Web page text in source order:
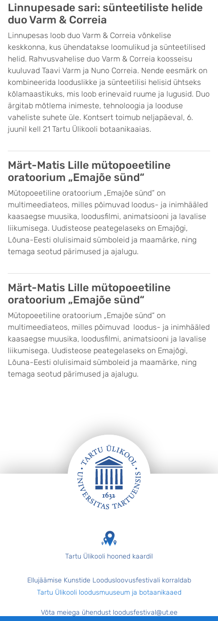
Linnupesade sari: sünteetiliste helide
duo Varm & Correia
Linnupesas loob duo Varm & Correia võnkelise
keskkonna, kus ühendatakse loomulikud ja sünteetilised
helid. Rahvusvahelise duo Varm & Correia koosseisu
kuuluvad Taavi Varm ja Nuno Correia. Nende eesmärk on
kombineerida looduslikke ja sünteetilisi helisid ühtseks
kõlamaastikuks, mis loob erinevaid ruume ja lugusid. Duo
ärgitab mõtlema inimeste, tehnoloogia ja looduse
vaheliste suhete üle. Kontsert toimub neljapäeval, 6.
juunil kell 21 Tartu Ülikooli botaanikaaias.
Märt-Matis Lille mütopoeetiline
oratoorium „Emajõe sünd“
Mütopoeetiline oratoorium „Emajõe sünd“ on
multimeediateos, milles põimuvad loodus- ja inimhääled
kaasaegse muusika, loodusfilmi, animatsiooni ja lavalise
liikumisega. Uudisteose peategelaseks on Emajõgi,
Lõuna-Eesti olulisimaid sümboleid ja maamärke, ning
temaga seotud pärimused ja ajalugu.
Märt-Matis Lille mütopoeetiline
oratoorium „Emajõe sünd“
Mütopoeetiline oratoorium „Emajõe sünd“ on
multimeediateos, milles põimuvad loodus- ja inimhääled
kaasaegse muusika, loodusfilmi, animatsiooni ja lavalise
liikumisega. Uudisteose peategelaseks on Emajõgi,
Lõuna-Eesti olulisimaid sümboleid ja maamärke, ning
temaga seotud pärimused ja ajalugu.
Tartu Ülikooli hooned kaardil
Ellujäämise Kunstide Loodusloovusfestivali korraldab
Tartu Ülikooli loodusmuuseum ja botaanikaaed
Võta meiega ühendust loodusfestival@ut.ee